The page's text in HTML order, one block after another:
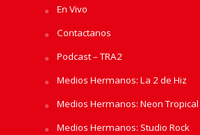
En Vivo
Contactanos
Podcast – TRA2
Medios Hermanos: La 2 de Hiz
Medios Hermanos: Neon
Medios Hermanos: Studio Rock